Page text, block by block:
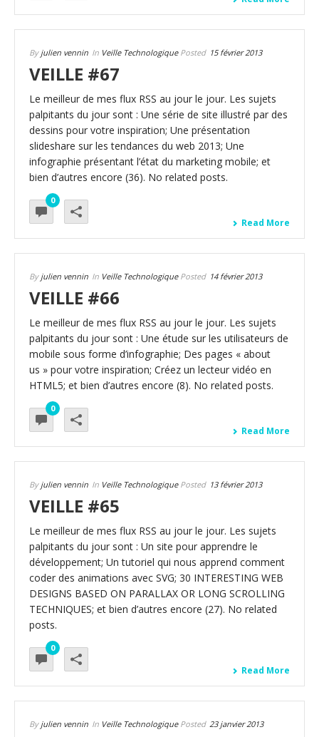
By julien vennin In Veille TechnologiquePosted 15 février 2013
VEILLE #67
Le meilleur de mes flux RSS au jour le jour. Les sujets
palpitants du jour sont : Une série de site illustré par des
dessins pour votre inspiration; Une présentation
slideshare sur les tendances du web 2013; Une
infographie présentant l’état du marketing mobile; et
bien d’autres encore (36). No related posts.
0
Read More
By julien vennin In Veille TechnologiquePosted 14 février 2013
VEILLE #66
Le meilleur de mes flux RSS au jour le jour. Les sujets
palpitants du jour sont : Une étude sur les utilisateurs de
mobile sous forme d’infographie; Des pages « about
us » pour votre inspiration; Créez un lecteur vidéo en
HTML5; et bien d’autres encore (8). No related posts.
0
Read More
By julien vennin In Veille TechnologiquePosted 13 février 2013
VEILLE #65
Le meilleur de mes flux RSS au jour le jour. Les sujets
palpitants du jour sont : Un site pour apprendre le
développement; Un tutoriel qui nous apprend comment
coder des animations avec SVG; 30 INTERESTING WEB
DESIGNS BASED ON PARALLAX OR LONG SCROLLING
TECHNIQUES; et bien d’autres encore (27). No related
posts.
0
Read More
By julien vennin In Veille TechnologiquePosted 23 janvier 2013